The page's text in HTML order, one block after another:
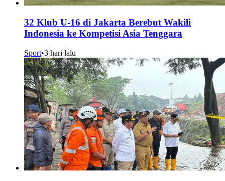
32 Klub U-16 di Jakarta Berebut Wakili
Indonesia ke Kompetisi Asia Tenggara
Sport•3 hari lalu